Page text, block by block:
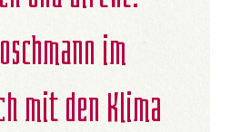
im
mit den Klima